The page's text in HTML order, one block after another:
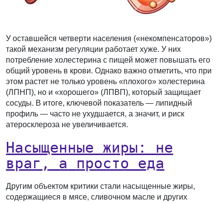
У оставшейся четверти населения («некомпенсаторов»)
такой механизм регуляции работает хуже. У них
потребление холестерина с пищей может повышать его
общий уровень в крови. Однако важно отметить, что при
этом растет не только уровень «плохого» холестерина
(ЛПНП), но и «хорошего» (ЛПВП), который защищает
сосуды. В итоге, ключевой показатель — липидный
профиль — часто не ухудшается, а значит, и риск
атеросклероза не увеличивается.
Насыщенные жиры: не
враг, а просто еда
Другим объектом критики стали насыщенные жиры,
содержащиеся в мясе, сливочном масле и других